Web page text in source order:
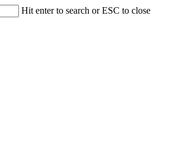
Hit enter to search or ESC to close